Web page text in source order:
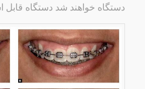
دستگاه خواهند شد دستگاه قابل